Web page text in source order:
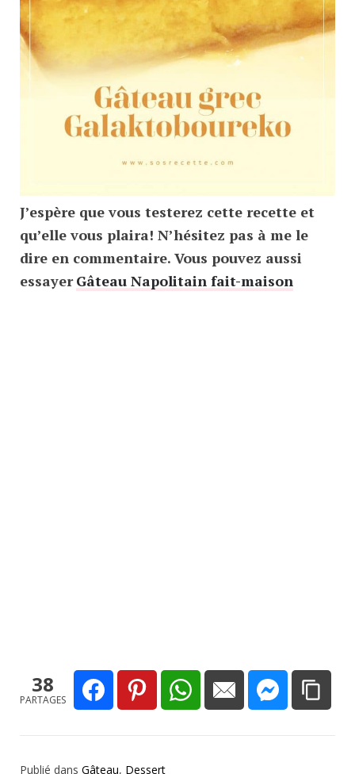
J’espère que vous testerez cette recette et
qu’elle vous plaira! N’hésitez pas à me le
dire en commentaire. Vous pouvez aussi
essayer Gâteau Napolitain fait-maison
38
PARTAGES
Publié dans Gâteau, Dessert